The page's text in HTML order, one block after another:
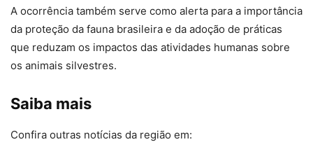
A ocorrência também serve como alerta para a importância
da proteção da fauna brasileira e da adoção de práticas
que reduzam os impactos das atividades humanas sobre
os animais silvestres.
Saiba mais
Confira outras notícias da região em: